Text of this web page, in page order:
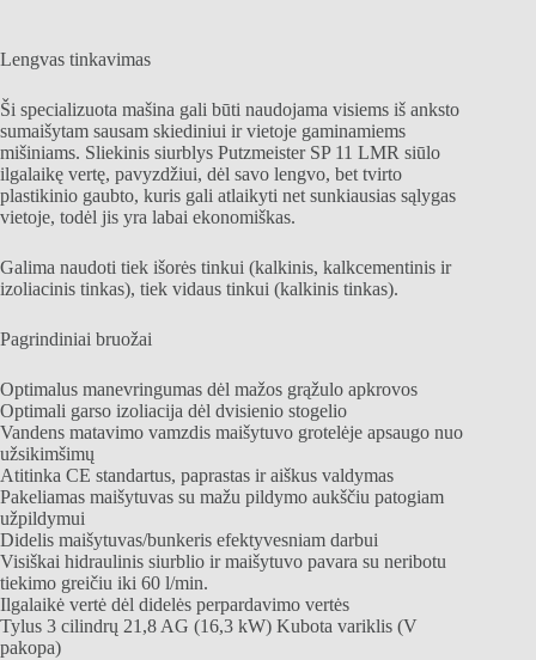
Lengvas tinkavimas
Ši specializuota mašina gali būti naudojama visiems iš anksto
sumaišytam sausam skiediniui ir vietoje gaminamiems
mišiniams. Sliekinis siurblys Putzmeister SP 11 LMR siūlo
ilgalaikę vertę, pavyzdžiui, dėl savo lengvo, bet tvirto
plastikinio gaubto, kuris gali atlaikyti net sunkiausias sąlygas
vietoje, todėl jis yra labai ekonomiškas.
Galima naudoti tiek išorės tinkui (kalkinis, kalkcementinis ir
izoliacinis tinkas), tiek vidaus tinkui (kalkinis tinkas).
Pagrindiniai bruožai
Optimalus manevringumas dėl mažos grąžulo apkrovos
Optimali garso izoliacija dėl dvisienio stogelio
Vandens matavimo vamzdis maišytuvo grotelėje apsaugo nuo
užsikimšimų
Atitinka CE standartus, paprastas ir aiškus valdymas
Pakeliamas maišytuvas su mažu pildymo aukščiu patogiam
užpildymui
Didelis maišytuvas/bunkeris efektyvesniam darbui
Visiškai hidraulinis siurblio ir maišytuvo pavara su neribotu
tiekimo greičiu iki 60 l/min.
Ilgalaikė vertė dėl didelės perpardavimo vertės
Tylus 3 cilindrų 21,8 AG (16,3 kW) Kubota variklis (V
pakopa)